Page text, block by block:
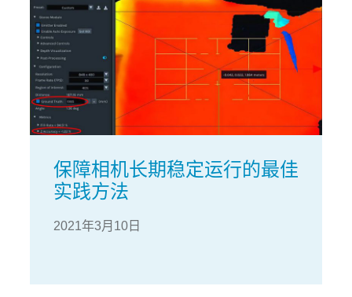
保障相机长期稳定运行的最佳
实践方法
2021年3月10日